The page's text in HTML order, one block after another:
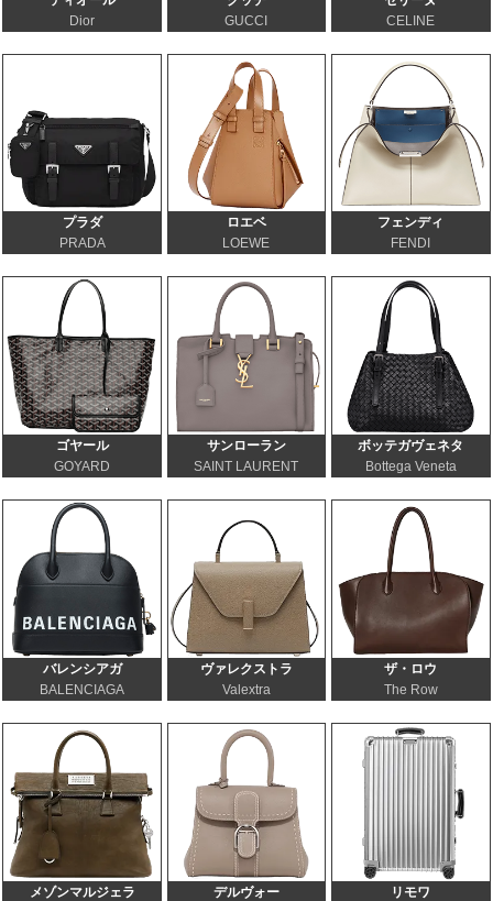
Dior
GUCCI
CELINE
プラダ
PRADA
ロエベ
LOEWE
フェンディ
FENDI
ゴヤール
GOYARD
サンローラン
SAINT LAURENT
ボッテガヴェネタ
Bottega Veneta
バレンシアガ
BALENCIAGA
ヴァレクストラ
Valextra
ザ・ロウ
The Row
メゾンマルジェラ
デルヴォー
リモワ